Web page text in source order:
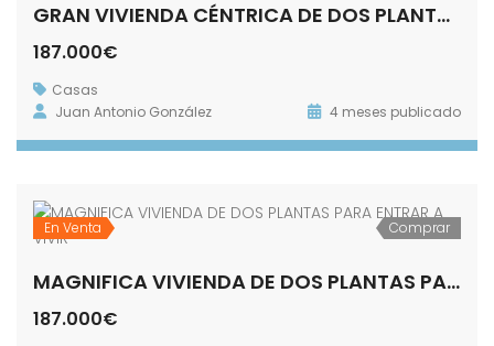
GRAN VIVIENDA CÉNTRICA DE DOS PLANTAS
187.000€
Casas
Juan Antonio González
4 meses publicado
En Venta Comprar
MAGNIFICA VIVIENDA DE DOS PLANTAS PARA ENTRAR A VIVIR
187.000€